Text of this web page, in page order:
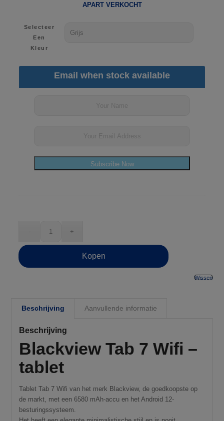
APART VERKOCHT
Selecteer
Een
Kleur
Wissen
Email when stock available
Subscribe Now
Kopen
Beschrijving Aanvullende informatie
Beschrijving
Blackview Tab 7 Wifi –
tablet
Tablet Tab 7 Wifi van het merk Blackview, de goedkoopste op
de markt, met een 6580 mAh-accu en het Android 12-
besturingssysteem.